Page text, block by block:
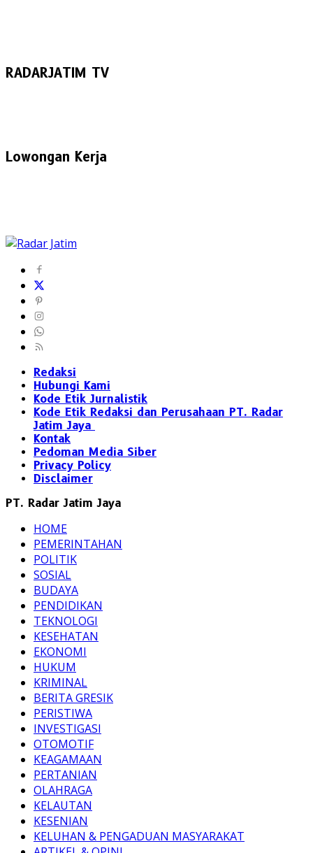
RADARJATIM TV
Lowongan Kerja
Redaksi
Hubungi Kami
Kode Etik Jurnalistik
Kode Etik Redaksi dan Perusahaan PT. Radar
Jatim Jaya
Kontak
Pedoman Media Siber
Privacy Policy
Disclaimer
PT. Radar Jatim Jaya
HOME
PEMERINTAHAN
POLITIK
SOSIAL
BUDAYA
PENDIDIKAN
TEKNOLOGI
KESEHATAN
EKONOMI
HUKUM
KRIMINAL
BERITA GRESIK
PERISTIWA
INVESTIGASI
OTOMOTIF
KEAGAMAAN
PERTANIAN
OLAHRAGA
KELAUTAN
KESENIAN
KELUHAN & PENGADUAN MASYARAKAT